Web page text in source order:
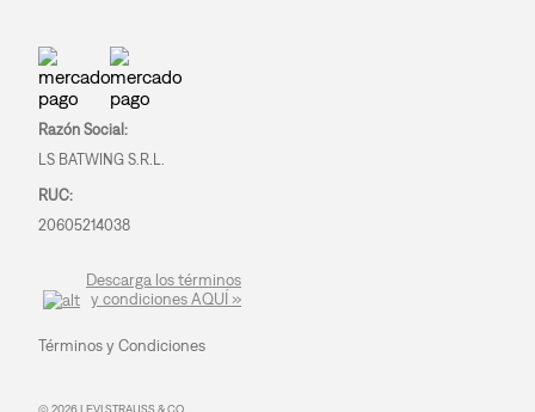
Razón Social:
LS BATWING S.R.L.
RUC:
20605214038
Descarga los términos
y condiciones AQUÍ »
Términos y Condiciones
© 2026 LEVI STRAUSS & CO